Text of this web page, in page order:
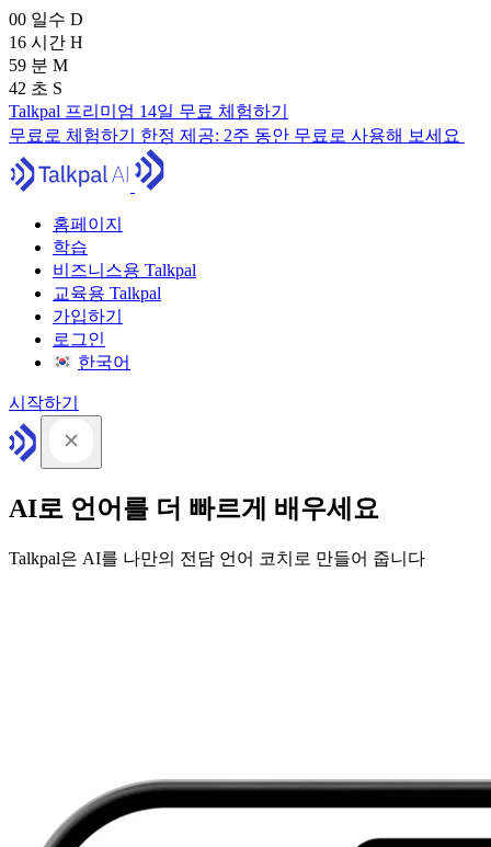
00 일수 D
16 시간 H
59 분 M
41 초 S
Talkpal 프리미엄 14일 무료 체험하기
무료로 체험하기 한정 제공: 2주 동안 무료로 사용해 보세요
홈페이지
학습
비즈니스용 Talkpal
교육용 Talkpal
가입하기
로그인
한국어
시작하기
AI로 언어를 더 빠르게 배우세요
Talkpal은 AI를 나만의 전담 언어 코치로 만들어 줍니다